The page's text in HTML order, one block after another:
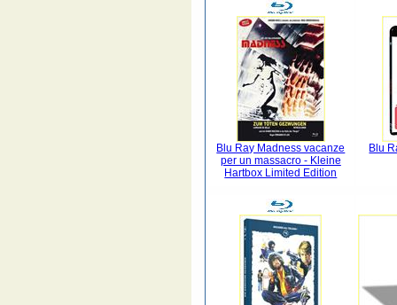
Blu Ray Madness vacanze
per un massacro - Kleine
Hartbox Limited Edition
Blu